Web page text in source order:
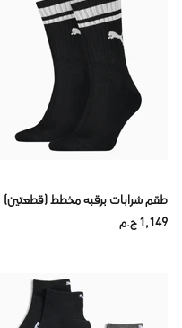
طقم شرابات برقبه مخطط (قطعتين)
1,149 ج.م